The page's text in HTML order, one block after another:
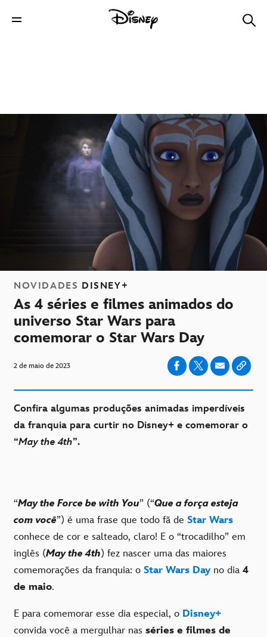
NOVIDADES DISNEY+
As 4 séries e filmes animados do
universo Star Wars para
comemorar o Star Wars Day
2 de maio de 2023
Confira algumas produções animadas imperdíveis
da franquia para curtir no Disney+ e comemorar o
“May the 4th”.
“May the Force be with You” (“Que a força esteja
com você”) é uma frase que todo fã de Star Wars
conhece de cor e salteado, claro! E o “trocadilho” em
inglês (May the 4th) fez nascer uma das maiores
comemorações da franquia: o Star Wars Day no dia 4
de maio.
E para comemorar esse dia especial, o Disney+
convida você a mergulhar nas séries e filmes de